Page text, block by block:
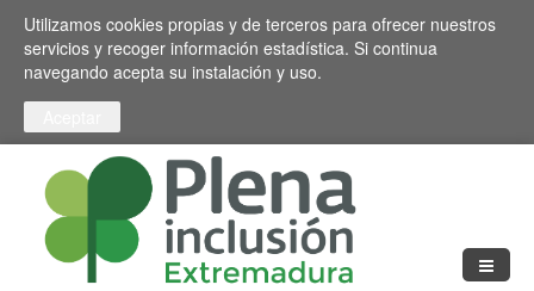
Pasar al contenido principal
Toggle high contrast
Utilizamos cookies propias y de terceros para ofrecer nuestros
servicios y recoger información estadística. Si continua
navegando acepta su instalación y uso.